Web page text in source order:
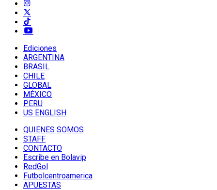
Ediciones
ARGENTINA
BRASIL
CHILE
GLOBAL
MÉXICO
PERU
US ENGLISH
QUIENES SOMOS
STAFF
CONTACTO
Escribe en Bolavip
RedGol
Futbolcentroamerica
APUESTAS